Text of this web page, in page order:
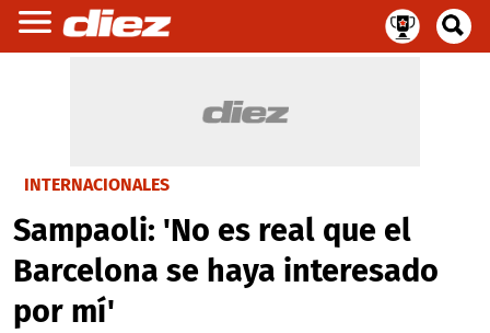
INTERNACIONALES
Sampaoli: 'No es real que el
Barcelona se haya interesado
por mí'